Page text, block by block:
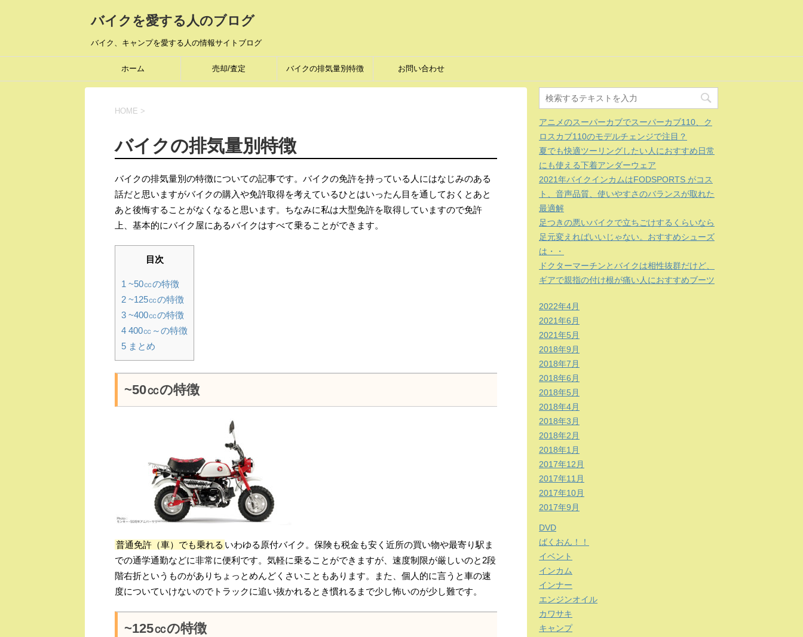
バイクを愛する人のブログ
バイク、キャンプを愛する人の情報サイトブログ
ホーム 売却/査定 バイクの排気量別特徴 お問い合わせ
HOME >
バイクの排気量別特徴
バイクの排気量別の特徴についての記事です。バイクの免許を持っている人にはなじみのある
話だと思いますがバイクの購入や免許取得を考えているひとはいったん目を通しておくとあと
あと後悔することがなくなると思います。ちなみに私は大型免許を取得していますので免許
上、基本的にバイク屋にあるバイクはすべて乗ることができます。
目次
1 ~50㏄の特徴
2 ~125㏄の特徴
3 ~400㏄の特徴
4 400㏄～の特徴
5 まとめ
~50㏄の特徴
普通免許（車）でも乗れる いわゆる原付バイク。保険も税金も安く近所の買い物や最寄り駅ま
での通学通勤などに非常に便利です。気軽に乗ることができますが、速度制限が厳しいのと2段
階右折というものがありちょっとめんどくさいこともあります。また、個人的に言うと車の速
度についていけないのでトラックに追い抜かれるとき慣れるまで少し怖いのが少し難です。
~125㏄の特徴
アニメのスーパーカブでスーパーカブ110、ク
ロスカブ110のモデルチェンジで注目？
夏でも快適ツーリングしたい人におすすめ日常
にも使える下着アンダーウェア
2021年バイクインカムはFODSPORTS がコス
ト、音声品質、使いやすさのバランスが取れた
最適解
足つきの悪いバイクで立ちごけするくらいなら
足元変えればいいじゃない。おすすめシューズ
は・・
ドクターマーチンとバイクは相性抜群だけど、
ギアで親指の付け根が痛い人におすすめブーツ
2022年4月
2021年6月
2021年5月
2018年9月
2018年7月
2018年6月
2018年5月
2018年4月
2018年3月
2018年2月
2018年1月
2017年12月
2017年11月
2017年10月
2017年9月
DVD
ばくおん！！
イベント
インカム
インナー
エンジンオイル
カワサキ
キャンプ